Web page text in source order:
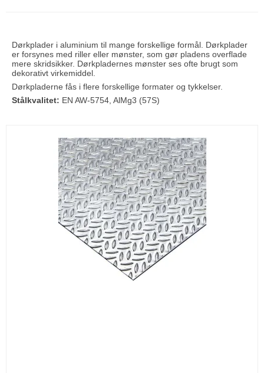
Dørkplader i aluminium til mange forskellige formål. Dørkplader
er forsynes med riller eller mønster, som gør pladens overflade
mere skridsikker. Dørkpladernes mønster ses ofte brugt som
dekorativt virkemiddel.
Dørkpladerne fås i flere forskellige formater og tykkelser.
Stålkvalitet: EN AW-5754, AlMg3 (57S)